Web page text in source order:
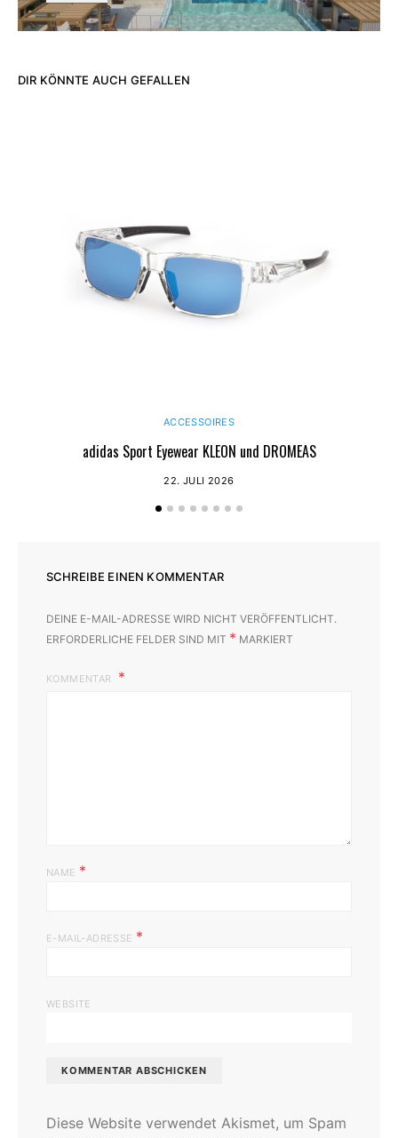
DIR KÖNNTE AUCH GEFALLEN
ACCESSOIRES
adidas Sport Eyewear KLEON und DROMEAS
22. JULI 2026
SCHREIBE EINEN KOMMENTAR
DEINE E-MAIL-ADRESSE WIRD NICHT VERÖFFENTLICHT.
ERFORDERLICHE FELDER SIND MIT * MARKIERT
KOMMENTAR
NAME *
E-MAIL-ADRESSE *
WEBSITE
Diese Website verwendet Akismet, um Spam